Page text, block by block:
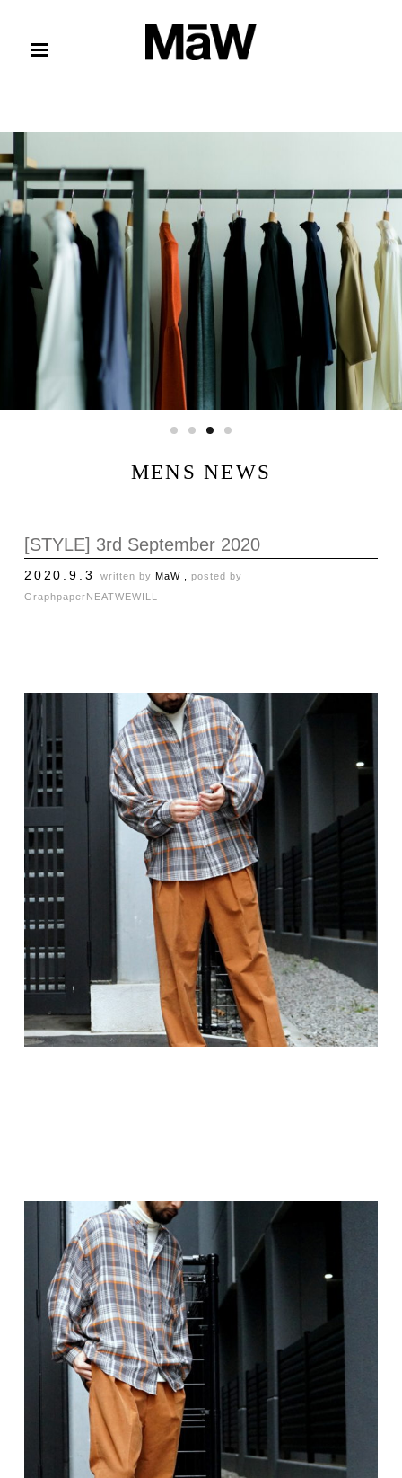
MENS NEWS
[STYLE] 3rd September 2020
2020.9.3written byMaW ,posted by
GraphpaperNEATWEWILL